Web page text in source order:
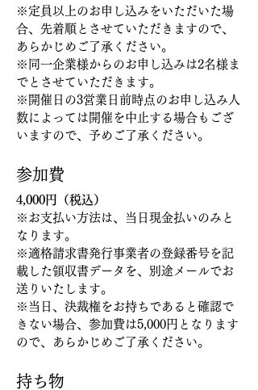
※定員以上のお申し込みをいただいた場
合、先着順とさせていただきますので、
あらかじめご了承ください。
※同一企業様からのお申し込みは2名様ま
でとさせていただきます。
※開催日の3営業日前時点のお申し込み人
数によっては開催を中止する場合もござ
いますので、予めご了承ください。
参加費
4,000円（税込）
※お支払い方法は、当日現金払いのみと
なります。
※適格請求書発行事業者の登録番号を記
載した領収書データを、別途メールでお
送りいたします。
※当日、決裁権をお持ちであると確認で
きない場合、参加費は5,000円となります
ので、あらかじめご了承ください。
持ち物